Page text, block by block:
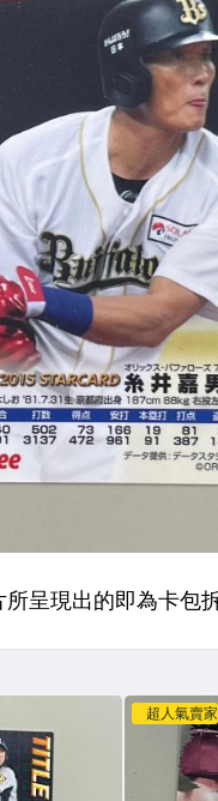
超人氣賣家